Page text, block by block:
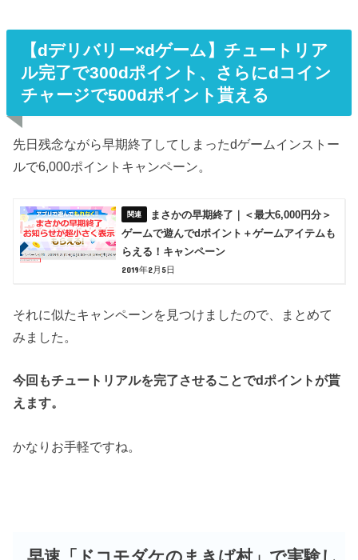
【dデリバリー×dゲーム】チュートリア
ル完了で300dポイント、さらにdコイン
チャージで500dポイント貰える
先日残念ながら早期終了してしまったdゲームインストー
ルで6,000ポイントキャンペーン。
まさかの早期終了｜＜最大6,000円分＞
ゲームで遊んでdポイント＋ゲームアイテムも
らえる！キャンペーン
2019年2月5日
それに似たキャンペーンを見つけましたので、まとめて
みました。
今回もチュートリアルを完了させることでdポイントが貰
えます。
かなりお手軽ですね。